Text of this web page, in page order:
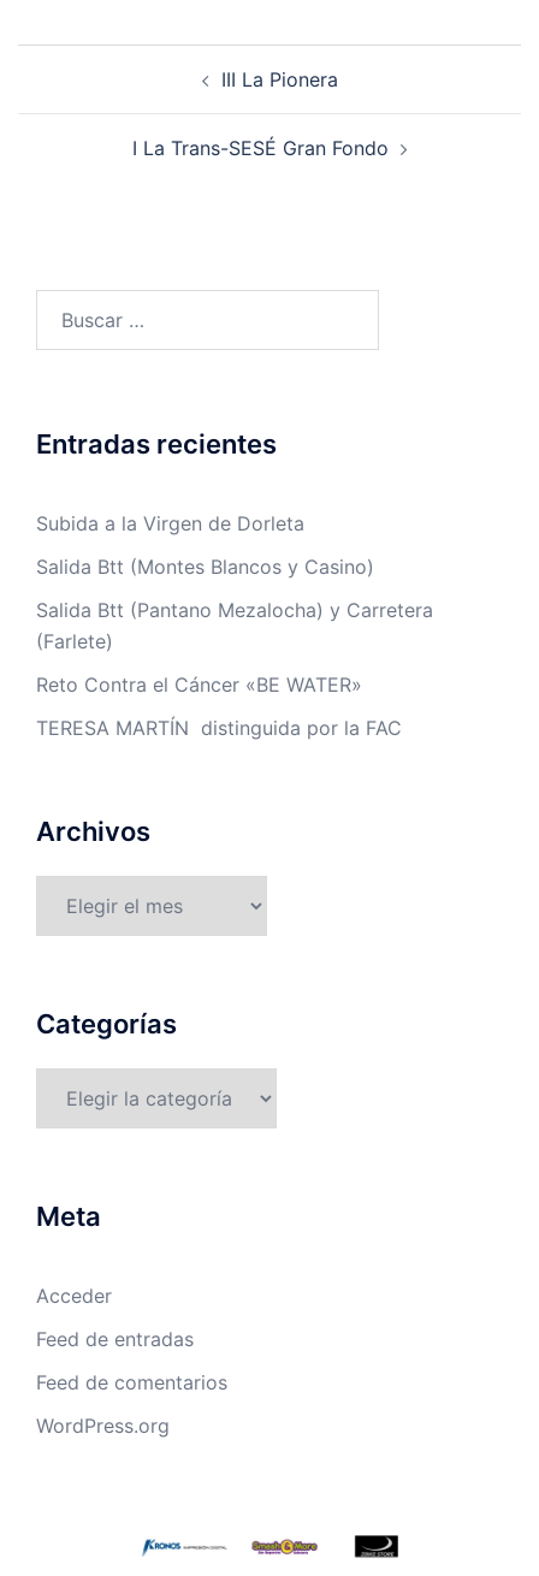
entradas
III La Pionera
I La Trans-SESÉ Gran Fondo
Entradas recientes
Subida a la Virgen de Dorleta
Salida Btt (Montes Blancos y Casino)
Salida Btt (Pantano Mezalocha) y Carretera
(Farlete)
Reto Contra el Cáncer «BE WATER»
TERESA MARTÍN distinguida por la FAC
Archivos
Categorías
Meta
Acceder
Feed de entradas
Feed de comentarios
WordPress.org